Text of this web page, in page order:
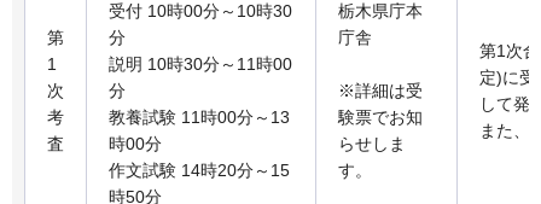
第
1
次
考
査
受付 10時00分～10時30
分
説明 10時30分～11時00
分
教養試験 11時00分～13
時00分
作文試験 14時20分～15
時50分
栃木県庁本
庁舎
※詳細は受
験票でお知
らせしま
す。
第1次
定)に受
して発
また、